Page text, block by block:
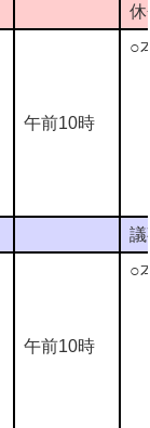
休
午前10時
○
議
午前10時
○